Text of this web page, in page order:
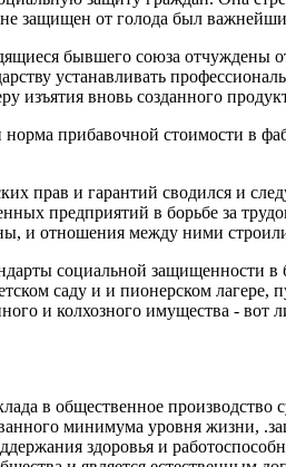
не защищен от голода был
бывшего союза отчуждены
устанавливать
изъятия вновь созданного
прибавочной стоимости в
прав и гарантий сводился и
предприятий в борьбе за
и отношения между ними
социальной защищенности
саду и и пионерском лагере,
и колхозного имущества -
в общественное
минимума уровня жизни,
здоровья и